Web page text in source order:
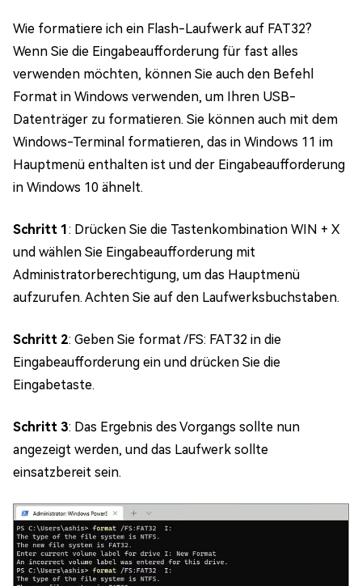
Wie formatiere ich ein Flash-Laufwerk auf FAT32?
Wenn Sie die Eingabeaufforderung für fast alles
verwenden möchten, können Sie auch den Befehl
Format in Windows verwenden, um Ihren USB-
Datenträger zu formatieren. Sie können auch mit dem
Windows-Terminal formatieren, das in Windows 11 im
Hauptmenü enthalten ist und der Eingabeaufforderung
in Windows 10 ähnelt.
Schritt 1 : Drücken Sie die Tastenkombination WIN + X
und wählen Sie Eingabeaufforderung mit
Administratorberechtigung, um das Hauptmenü
aufzurufen. Achten Sie auf den Laufwerksbuchstaben.
Schritt 2: Geben Sie format /FS: FAT32 in die
Eingabeaufforderung ein und drücken Sie die
Eingabetaste.
Schritt 3: Das Ergebnis des Vorgangs sollte nun
angezeigt werden, und das Laufwerk sollte
einsatzbereit sein.